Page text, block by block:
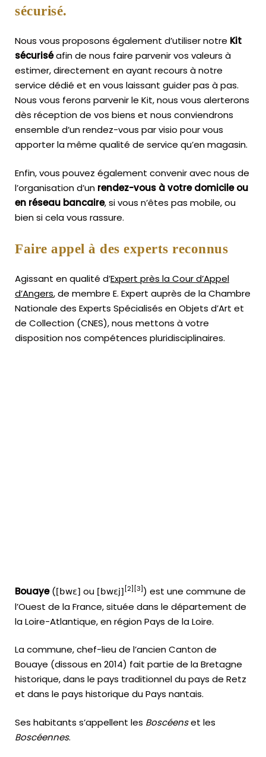
sécurisé.
Nous vous proposons également d’utiliser notre Kit
sécuriséafin de nous faire parvenir vos valeurs à
estimer, directement en ayant recours à notre
service dédié et en vous laissant guider pas à pas.
Nous vous ferons parvenir le Kit, nous vous alerterons
dès réception de vos biens et nous conviendrons
ensemble d’un rendez-vous par visio pour vous
apporter la même qualité de service qu’en magasin.
Enfin, vous pouvez également convenir avec nous de
l’organisation d’un rendez-vous à votre domicile ou
en réseau bancaire, si vous n’êtes pas mobile, ou
bien si cela vous rassure.
Faire appel à des experts reconnus
Agissant en qualité d’Expert près la Cour d’Appel
d’Angers, de membre E. Expert auprès de laChambre
Nationale des Experts Spécialisés en Objets d’Art et
de Collection (CNES),nous mettons à votre
disposition nos compétences pluridisciplinaires.
Bouaye([bwɛ] ou [bwɛj] [2] [3]) est une commune de
l’Ouest de la France, située dans le département de
la Loire-Atlantique, en région Pays de la Loire.
La commune, chef-lieu de l’ancien Canton de
Bouaye (dissous en 2014) fait partie de la Bretagne
historique, dans le pays traditionnel du pays de Retz
et dans le pays historique du Pays nantais.
Ses habitants s’appellent les Boscéenset les
Boscéennes.